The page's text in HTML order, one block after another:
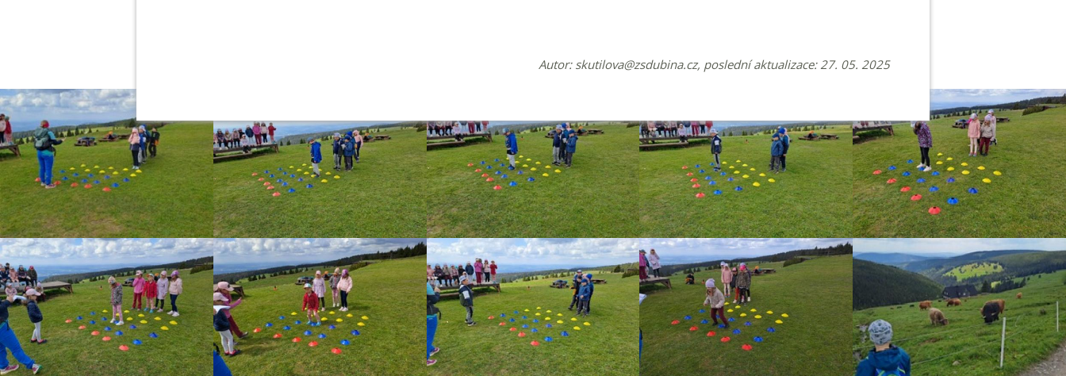
Autor: skutilova@zsdubina.cz, poslední aktualizace: 27. 05. 2025